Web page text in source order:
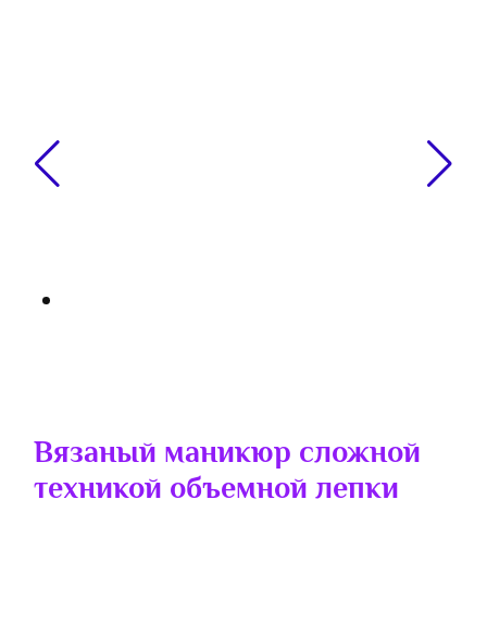
Вязаный маникюр сложной
техникой объемной лепки